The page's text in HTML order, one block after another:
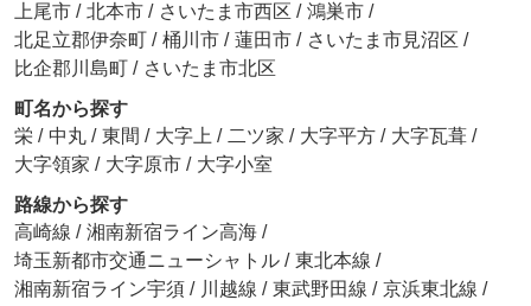
上尾市 / 北本市 / さいたま市西区 / 鴻巣市 /
北足立郡伊奈町 / 桶川市 / 蓮田市 / さいたま市見沼区 /
比企郡川島町 / さいたま市北区
町名から探す
栄 / 中丸 / 東間 / 大字上 / 二ツ家 / 大字平方 / 大字瓦葺 /
大字領家 / 大字原市 / 大字小室
路線から探す
高崎線 / 湘南新宿ライン高海 /
埼玉新都市交通ニューシャトル / 東北本線 /
湘南新宿ライン宇須 / 川越線 / 東武野田線 / 京浜東北線 /